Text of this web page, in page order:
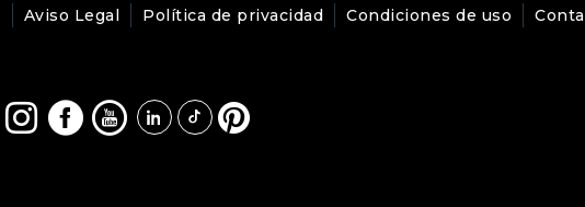
Aviso Legal Política de privacidad Condiciones de uso